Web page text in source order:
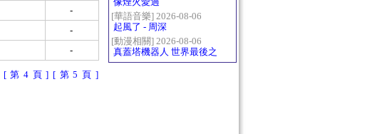
-
-
-
[ 第 4 頁 ] [ 第 5 頁 ]
[華語音樂] 2026-08-06
起風了 - 周深
[動漫相關] 2026-08-06
真蓋塔機器人 世界最後之
日OP2 HEATS